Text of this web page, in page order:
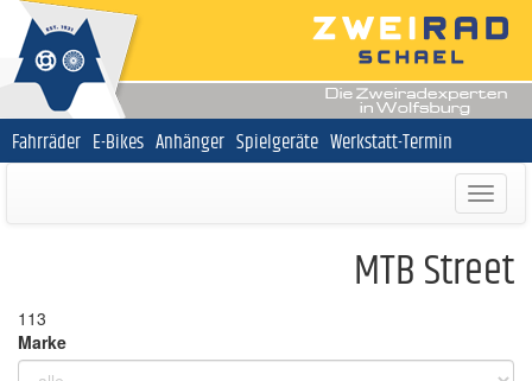
Navigation
überspringen
Fahrräder E-Bikes Anhänger Spielgeräte Werkstatt-Termin
MTB Street
113
Marke